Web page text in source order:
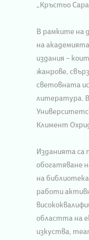
„Кръстьо
В рамките на
на
издания –
жанрове,
световната
литература.
Климент
Изданията са
обогатяване
на
работи
областта на
изкуства,